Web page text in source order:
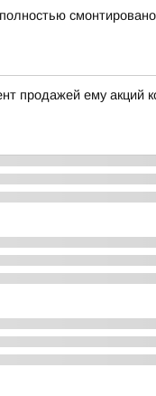
смонтировано
продажей ему акций